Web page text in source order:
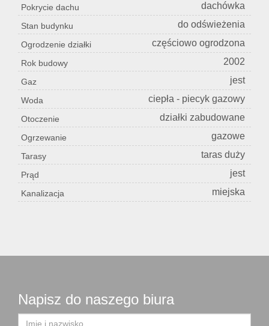
Pokrycie dachu dachówka
Stan budynku do odświeżenia
Ogrodzenie działki częściowo ogrodzona
Rok budowy 2002
Gaz jest
Woda ciepła - piecyk gazowy
Otoczenie działki zabudowane
Ogrzewanie gazowe
Tarasy taras duży
Prąd jest
Kanalizacja miejska
Napisz do naszego biura